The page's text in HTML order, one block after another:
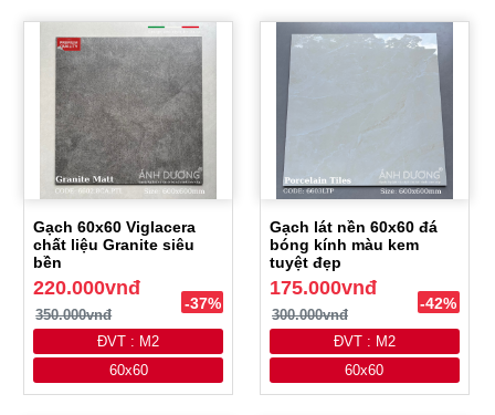
Gạch 60x60 Viglacera
chất liệu Granite siêu
bền
220.000vnđ
350.000vnđ
-37%
ĐVT : M2
60x60
Gạch lát nền 60x60 đá
bóng kính màu kem
tuyệt đẹp
175.000vnđ
300.000vnđ
-42%
ĐVT : M2
60x60